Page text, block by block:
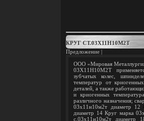
КРУГ СТ.03Х11Н10М2Т
Предложение |
ООО «Мировая
03Х11Н10М2Т
зубчатых колес,
температур от
деталей, а также
и криогенных
различного назначения;
03х11н10м2т диаметр 12
диаметр 14 Круг марка
с.03х11н10м2т диаметр